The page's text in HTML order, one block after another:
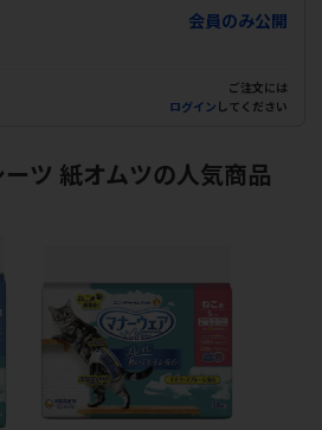
会員のみ公開
ご注文には
ログイン してください
ツ 紙オムツの人気商品